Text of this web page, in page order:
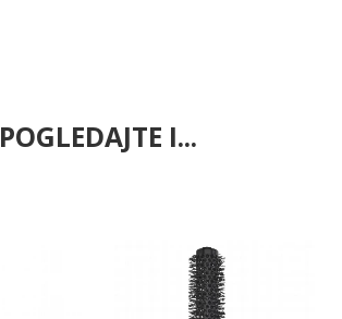
POGLEDAJTE I...